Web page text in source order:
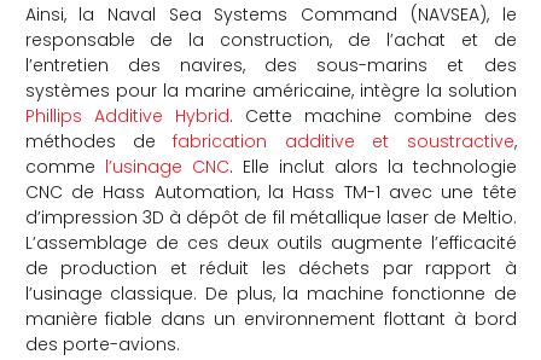
Ainsi, la Naval Sea Systems Command (NAVSEA), le
responsable de la construction, de l’achat et de
l’entretien des navires, des sous-marins et des
systèmes pour la marine américaine, intègre la solution
Phillips Additive Hybrid. Cette machine combine des
méthodes defabrication additive et soustractive,
comme l’usinage CNC. Elle inclut alors la technologie
CNC de Hass Automation, la Hass TM-1 avec une tête
d’impression 3D à dépôt de fil métallique laser de Meltio.
L’assemblage de ces deux outils augmente l’efficacité
de production et réduit les déchets par rapport à
l’usinage classique. De plus, la machine fonctionne de
manière fiable dans un environnement flottant à bord
des porte-avions.